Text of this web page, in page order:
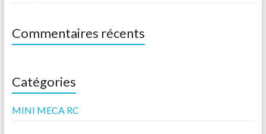
Commentaires récents
Catégories
MINI MECA RC